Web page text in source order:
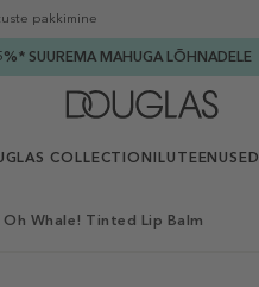
pakkimine
SUUREMA MAHUGA LÕHNADELE
COLLECTION ILUTEENUSED
Oh Whale! Tinted Lip Balm